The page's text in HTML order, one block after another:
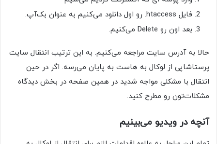
فایل htaccess. رو اول دانلود می‌کنیم به عنوان بک‌آپ.
بعد اون رو Delete می‌کنیم.
حالا به آدرس سایت مراجعه می‌کنیم. به این ترتیب انتقال سایت
پرستاشاپی از لوکال به هاست به پایان می‌رسه. اگر در حین
انتقال با مشکلی مواجه شدید در همین صفحه در بخش دیدگاه
مشکلات‌تون رو مطرح کنید.
آنچه در ویدیو می‌بینیم